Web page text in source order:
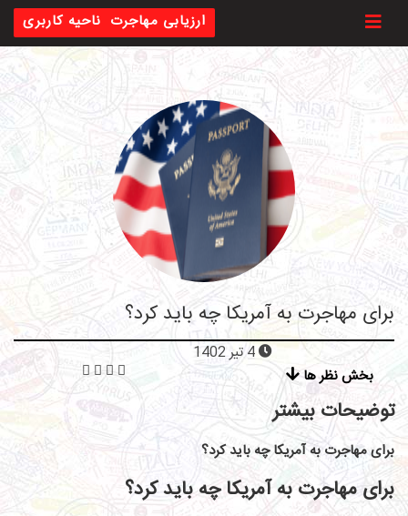
ناحیه کاربری ارزیابی مهاجرت
برای مهاجرت به آمریکا چه باید کرد؟
بخش نظر ها
4 تیر 1402
توضیحات بیشتر
برای مهاجرت به آمریکا چه باید کرد؟
برای مهاجرت به آمریکا چه باید کرد؟